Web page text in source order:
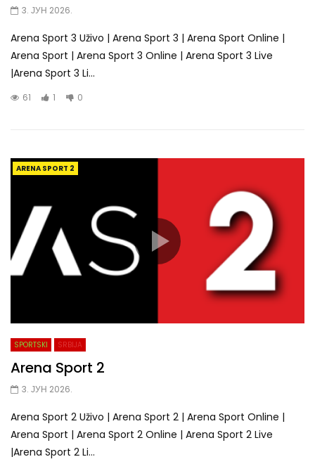
3. ЈУН 2026.
Arena Sport 3 Uživo | Arena Sport 3 | Arena Sport Online |
Arena Sport | Arena Sport 3 Online | Arena Sport 3 Live
|Arena Sport 3 Li...
61 1 0
ARENA SPORT 2
SPORTSKI SRBIJA
Arena Sport 2
3. ЈУН 2026.
Arena Sport 2 Uživo | Arena Sport 2 | Arena Sport Online |
Arena Sport | Arena Sport 2 Online | Arena Sport 2 Live
|Arena Sport 2 Li...